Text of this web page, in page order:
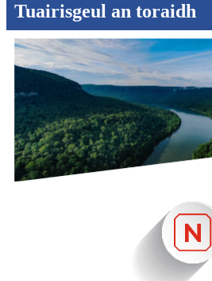
Tuairisgeul an toraidh